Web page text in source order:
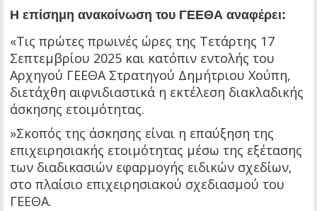
Η επίσημη ανακοίνωση του ΓΕΕΘΑ αναφέρει:
«Τις πρώτες πρωινές ώρες της Τετάρτης 17
Σεπτεμβρίου 2025 και κατόπιν εντολής του
Αρχηγού ΓΕΕΘΑ Στρατηγού Δημήτριου Χούπη,
διετάχθη αιφνιδιαστικά η εκτέλεση διακλαδικής
άσκησης ετοιμότητας.
»Σκοπός της άσκησης είναι η επαύξηση της
επιχειρησιακής ετοιμότητας μέσω της εξέτασης
των διαδικασιών εφαρμογής ειδικών σχεδίων,
στο πλαίσιο επιχειρησιακού σχεδιασμού του
ΓΕΕΘΑ.